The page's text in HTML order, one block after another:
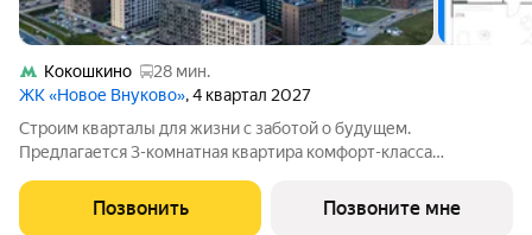
Кокошкино
28 мин.
ЖК «Новое Внуково», 4 квартал 2027
Строим кварталы для жизни с заботой о будущем.
Предлагается 3-комнатная квартира комфорт-класса
этаже, в жилом комплексе "Новое Внуково". Застройщик
сдает квартиру с отделкой в нескольких
Позвонить Позвоните мне